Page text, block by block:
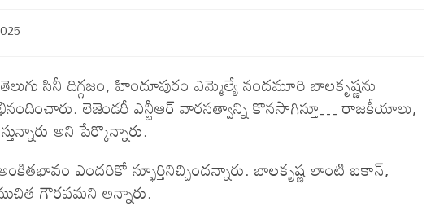
సినీ దిగ్గజం, హిందూపురం ఎమ్మెల్యే నందమూరి బాలకృష్ణను
లెజెండరీ ఎన్టీఆర్ వారసత్వాన్ని కొనసాగిస్తూ… రాజకీయాలు,
అని పేర్కొన్నారు.
ఎందరికో స్ఫూర్తినిచ్చిందన్నారు. బాలకృష్ణ లాంటి ఐకాన్,
గౌరవమని అన్నారు.